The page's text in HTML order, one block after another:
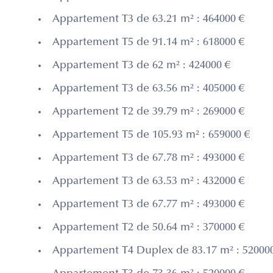
Appartement T3 de 63.21 m² : 464000 €
Appartement T5 de 91.14 m² : 618000 €
Appartement T3 de 62 m² : 424000 €
Appartement T3 de 63.56 m² : 405000 €
Appartement T2 de 39.79 m² : 269000 €
Appartement T5 de 105.93 m² : 659000 €
Appartement T3 de 67.78 m² : 493000 €
Appartement T3 de 63.53 m² : 432000 €
Appartement T3 de 67.77 m² : 493000 €
Appartement T2 de 50.64 m² : 370000 €
Appartement T4 Duplex de 83.17 m² :